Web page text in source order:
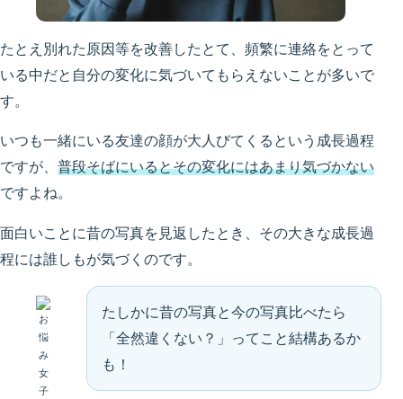
たとえ別れた原因等を改善したとて、頻繁に連絡をとって
いる中だと自分の変化に気づいてもらえないことが多いで
す。
いつも一緒にいる友達の顔が大人びてくるという成長過程
ですが、 普段そばにいるとその変化にはあまり気づかない
ですよね。
面白いことに昔の写真を見返したとき、その大きな成長過
程には誰しもが気づくのです。
たしかに昔の写真と今の写真比べたら
「全然違くない？」ってこと結構あるか
も！